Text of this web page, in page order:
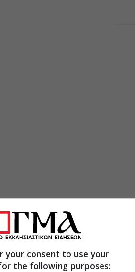
your consent to use your
the following purposes: